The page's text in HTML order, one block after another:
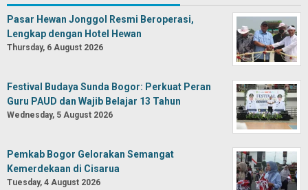
Pasar Hewan Jonggol Resmi Beroperasi,
Lengkap dengan Hotel Hewan
Thursday, 6 August 2026
Festival Budaya Sunda Bogor: Perkuat Peran
Guru PAUD dan Wajib Belajar 13 Tahun
Wednesday, 5 August 2026
Pemkab Bogor Gelorakan Semangat
Kemerdekaan di Cisarua
Tuesday, 4 August 2026